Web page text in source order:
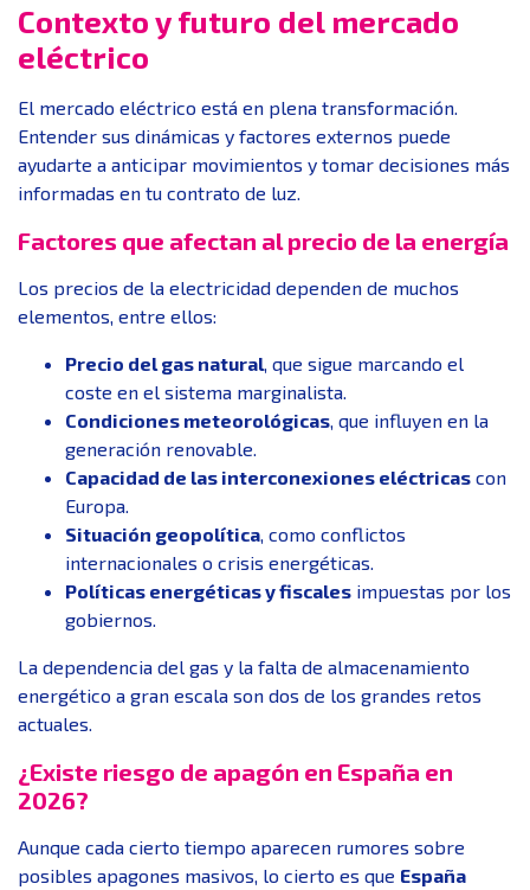
Contexto y futuro del mercado
eléctrico
El mercado eléctrico está en plena transformación.
Entender sus dinámicas y factores externos puede
ayudarte a anticipar movimientos y tomar decisiones más
informadas en tu contrato de luz.
Factores que afectan al precio de la energía
Los precios de la electricidad dependen de muchos
elementos, entre ellos:
Precio del gas natural , que sigue marcando el
coste en el sistema marginalista.
Condiciones meteorológicas , que influyen en la
generación renovable.
Capacidad de las interconexiones eléctricas con
Europa.
Situación geopolítica , como conflictos
internacionales o crisis energéticas.
Políticas energéticas y fiscales impuestas por los
gobiernos.
La dependencia del gas y la falta de almacenamiento
energético a gran escala son dos de los grandes retos
actuales.
¿Existe riesgo de apagón en España en
2026?
Aunque cada cierto tiempo aparecen rumores sobre
posibles apagones masivos, lo cierto es que España